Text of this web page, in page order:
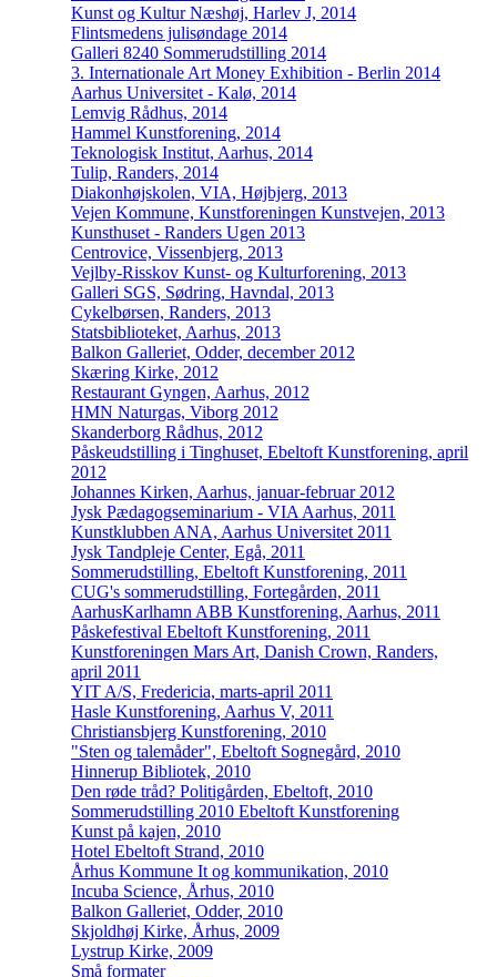
Kunst og Kultur Næshøj, Harlev J, 2014
Flintsmedens julisøndage 2014
Galleri 8240 Sommerudstilling 2014
3. Internationale Art Money Exhibition - Berlin 2014
Aarhus Universitet - Kalø, 2014
Lemvig Rådhus, 2014
Hammel Kunstforening, 2014
Teknologisk Institut, Aarhus, 2014
Tulip, Randers, 2014
Diakonhøjskolen, VIA, Højbjerg, 2013
Vejen Kommune, Kunstforeningen Kunstvejen, 2013
Kunsthuset - Randers Ugen 2013
Centrovice, Vissenbjerg, 2013
Vejlby-Risskov Kunst- og Kulturforening, 2013
Galleri SGS, Sødring, Havndal, 2013
Cykelbørsen, Randers, 2013
Statsbiblioteket, Aarhus, 2013
Balkon Galleriet, Odder, december 2012
Skæring Kirke, 2012
Restaurant Gyngen, Aarhus, 2012
HMN Naturgas, Viborg 2012
Skanderborg Rådhus, 2012
Påskeudstilling i Tinghuset, Ebeltoft Kunstforening, april
2012
Johannes Kirken, Aarhus, januar-februar 2012
Jysk Pædagogseminarium - VIA Aarhus, 2011
Kunstklubben ANA, Aarhus Universitet 2011
Jysk Tandpleje Center, Egå, 2011
Sommerudstilling, Ebeltoft Kunstforening, 2011
CUG's sommerudstilling, Fortegården, 2011
AarhusKarlhamn ABB Kunstforening, Aarhus, 2011
Påskefestival Ebeltoft Kunstforening, 2011
Kunstforeningen Mars Art, Danish Crown, Randers,
april 2011
YIT A/S, Fredericia, marts-april 2011
Hasle Kunstforening, Aarhus V, 2011
Christiansbjerg Kunstforening, 2010
"Sten og talemåder", Ebeltoft Sognegård, 2010
Hinnerup Bibliotek, 2010
Den røde tråd? Politigården, Ebeltoft, 2010
Sommerudstilling 2010 Ebeltoft Kunstforening
Kunst på kajen, 2010
Hotel Ebeltoft Strand, 2010
Århus Kommune It og kommunikation, 2010
Incuba Science, Århus, 2010
Balkon Galleriet, Odder, 2010
Skjoldhøj Kirke, Århus, 2009
Lystrup Kirke, 2009
Små formater